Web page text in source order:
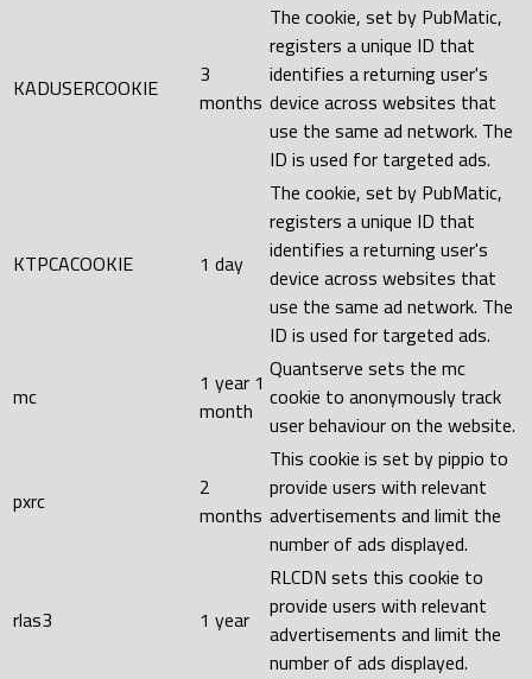
KADUSERCOOKIE
3
months
The cookie, set by PubMatic,
registers a unique ID that
identifies a returning user's
device across websites that
use the same ad network. The
ID is used for targeted ads.
KTPCACOOKIE 1 day
The cookie, set by PubMatic,
registers a unique ID that
identifies a returning user's
device across websites that
use the same ad network. The
ID is used for targeted ads.
mc
1 year 1
month
Quantserve sets the mc
cookie to anonymously track
user behaviour on the website.
pxrc
2
months
This cookie is set by pippio to
provide users with relevant
advertisements and limit the
number of ads displayed.
rlas3 1 year
RLCDN sets this cookie to
provide users with relevant
advertisements and limit the
number of ads displayed.